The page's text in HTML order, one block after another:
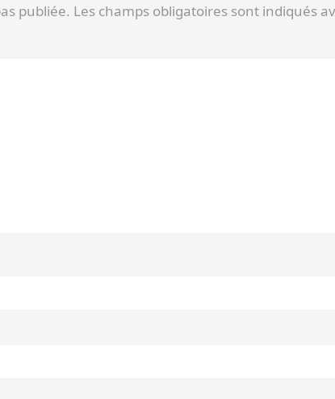
publiée. Les champs obligatoires sont indiqués